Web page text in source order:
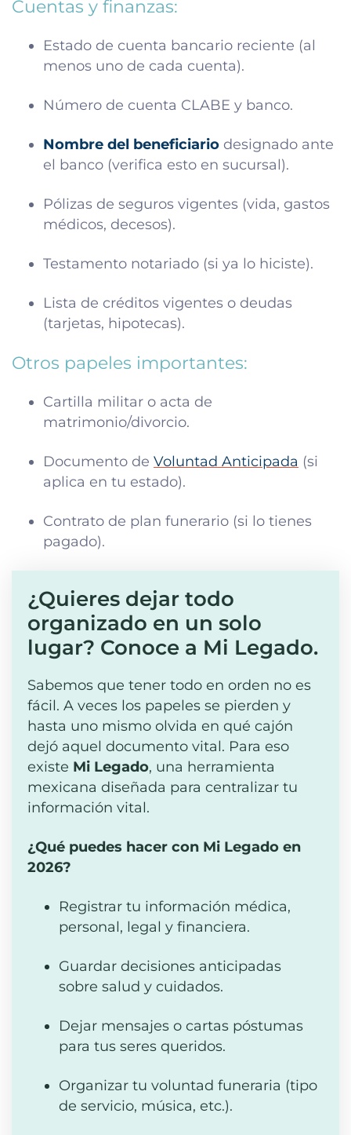
Cuentas y finanzas:
Estado de cuenta bancario reciente (al
menos uno de cada cuenta).
Número de cuenta CLABE y banco.
Nombre del beneficiario designado ante
el banco (verifica esto en sucursal).
Pólizas de seguros vigentes (vida, gastos
médicos, decesos).
Testamento notariado (si ya lo hiciste).
Lista de créditos vigentes o deudas
(tarjetas, hipotecas).
Otros papeles importantes:
Cartilla militar o acta de
matrimonio/divorcio.
Documento de Voluntad Anticipada (si
aplica en tu estado).
Contrato de plan funerario (si lo tienes
pagado).
¿Quieres dejar todo
organizado en un solo
lugar? Conoce a Mi Legado.
Sabemos que tener todo en orden no es
fácil. A veces los papeles se pierden y
hasta uno mismo olvida en qué cajón
dejó aquel documento vital. Para eso
existe Mi Legado, una herramienta
mexicana diseñada para centralizar tu
información vital.
¿Qué puedes hacer con Mi Legado en
2026?
Registrar tu información médica,
personal, legal y financiera.
Guardar decisiones anticipadas
sobre salud y cuidados.
Dejar mensajes o cartas póstumas
para tus seres queridos.
Organizar tu voluntad funeraria (tipo
de servicio, música, etc.).